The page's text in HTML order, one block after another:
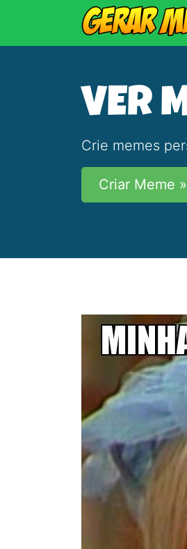
VER
Crie memes
Criar Meme »